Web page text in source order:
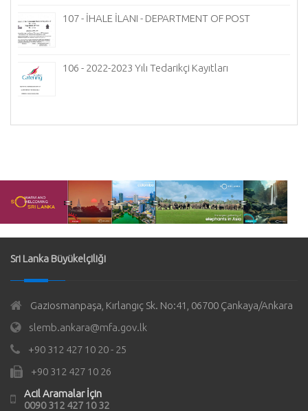
107 - İHALE İLANI - DEPARTMENT OF POST
106 - 2022-2023 Yılı Tedarikçi Kayıtları
Sri Lanka Büyükelçiliği
Gaziosmanpaşa, Kırlangıç Sk. No:41, 06700 Çankaya/Ankara
slemb.ankara@mfa.gov.lk
+90 312 427 10 20 - 25
+90 312 427 10 26
Acil Aramalar İçin
0090 312 427 10 32